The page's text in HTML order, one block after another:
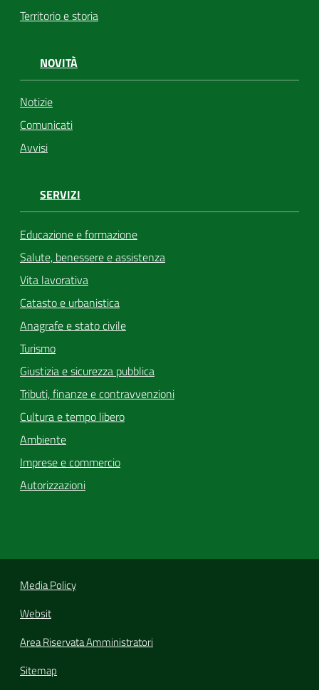
Territorio e storia
NOVITÀ
Notizie
Comunicati
Avvisi
SERVIZI
Educazione e formazione
Salute, benessere e assistenza
Vita lavorativa
Catasto e urbanistica
Anagrafe e stato civile
Turismo
Giustizia e sicurezza pubblica
Tributi, finanze e contravvenzioni
Cultura e tempo libero
Ambiente
Imprese e commercio
Autorizzazioni
Media Policy
Websit
Area Riservata Amministratori
Sitemap